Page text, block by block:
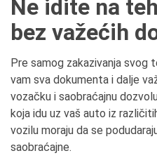
Ne idite na
bez važećih
Pre samog zakazivanja svog
vam sva dokumenta i dalje
vozačku i saobraćajnu
koja idu uz vaš auto iz
vozilu moraju da se
saobraćajne.